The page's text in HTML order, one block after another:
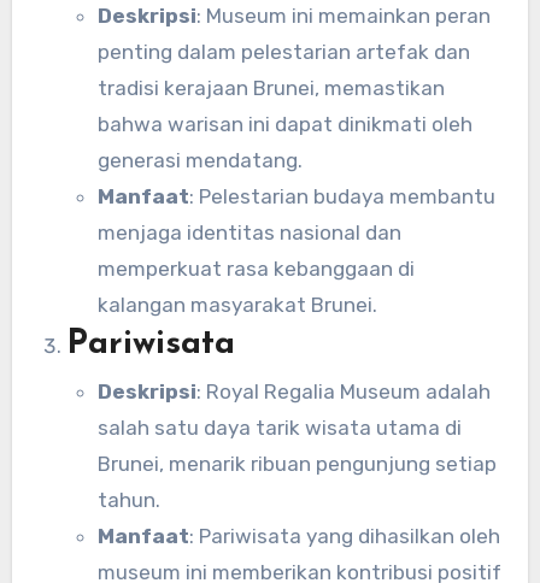
Deskripsi: Museum ini memainkan peran
penting dalam pelestarian artefak dan
tradisi kerajaan Brunei, memastikan
bahwa warisan ini dapat dinikmati oleh
generasi mendatang.
Manfaat: Pelestarian budaya membantu
menjaga identitas nasional dan
memperkuat rasa kebanggaan di
kalangan masyarakat Brunei.
Pariwisata
Deskripsi: Royal Regalia Museum adalah
salah satu daya tarik wisata utama di
Brunei, menarik ribuan pengunjung setiap
tahun.
Manfaat: Pariwisata yang dihasilkan oleh
museum ini memberikan kontribusi positif